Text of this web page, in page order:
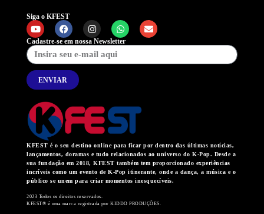
Siga o KFEST
Cadastre-se em nossa Newsletter
ENVIAR
KFEST é o seu destino online para ficar por dentro das últimas notícias,
lançamentos, doramas e tudo relacionados ao universo do K-Pop. Desde a
sua fundação em 2018, KFEST também tem proporcionado experiências
incríveis como um evento de K-Pop itinerante, onde a dança, a música e o
público se unem para criar momentos inesquecíveis.
2023 Todos os direitos reservados.
KFEST® é uma marca registrada por KIDDO PRODUÇÕES.